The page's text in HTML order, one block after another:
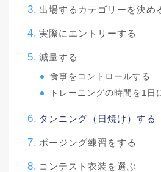
出場するカテゴリーを決め
実際にエントリーする
減量する
食事をコントロールする
トレーニングの時間を1日
タンニング（日焼け）する
ポージング練習をする
コンテスト衣装を選ぶ